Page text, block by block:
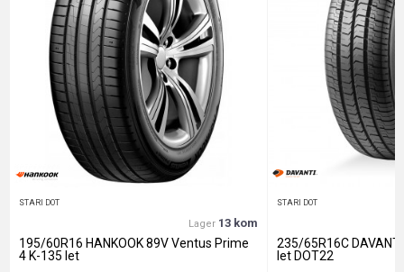
Anti-spam zaštita - izračunajte koliko je 9 - 4 :
POŠALJI
STARI DOT
Lager 13 kom
195/60R16 HANKOOK 89V Ventus Prime
4 K-135 let
STARI DOT
235/65R16C
let DOT22